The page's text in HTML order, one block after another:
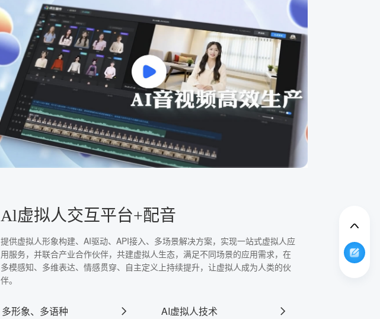
Al虚拟人交互平台+配音
提供虚拟人形象构建、AI驱动、API接入、多场景解决方案，实现一站式虚拟人应
用服务，并联合产业合作伙伴，共建虚拟人生态，满足不同场景的应用需求，在
多模感知、多维表达、情感贯穿、自主定义上持续提升，让虚拟人成为人类的伙
伴。
多形象、多语种 AI虚拟人技术